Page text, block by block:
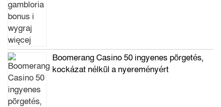
Boomerang Casino 50 ingyenes pörgetés,
kockázat nélkül a nyereményért